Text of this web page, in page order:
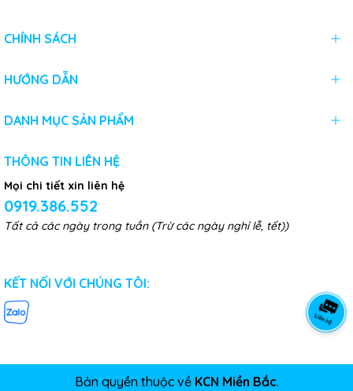
CHÍNH SÁCH
HƯỚNG DẪN
DANH MỤC SẢN PHẨM
THÔNG TIN LIÊN HỆ
Mọi chi tiết xin liên hệ
0919.386.552
Tất cả các ngày trong tuần (Trừ các ngày nghỉ lễ, tết))
KẾT NỐI VỚI CHÚNG TÔI:
Bản quyền thuộc về KCN Miền Bắc.